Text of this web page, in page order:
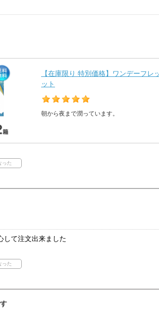
【在庫限り 特別価格】ワンデーフ
ット
朝から夜まで潤っています。
して注文出来ました